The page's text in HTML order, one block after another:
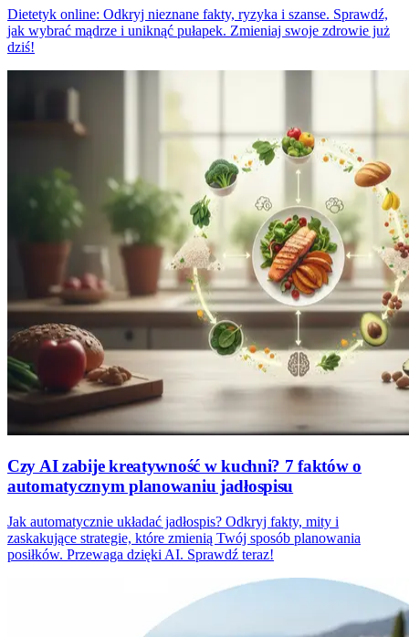
Dietetyk online: Odkryj nieznane fakty, ryzyka i szanse. Sprawdź,
jak wybrać mądrze i uniknąć pułapek. Zmieniaj swoje zdrowie już
dziś!
Czy AI zabije kreatywność w kuchni? 7 faktów o
automatycznym planowaniu jadłospisu
Jak automatycznie układać jadłospis? Odkryj fakty, mity i
zaskakujące strategie, które zmienią Twój sposób planowania
posiłków. Przewaga dzięki AI. Sprawdź teraz!